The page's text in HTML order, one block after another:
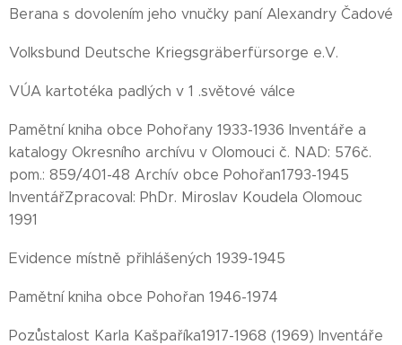
Berana s dovolením jeho vnučky paní Alexandry Čadové
Volksbund Deutsche Kriegsgräberfürsorge e.V.
VÚA kartotéka padlých v 1 .světové válce
Pamětní kniha obce Pohořany 1933-1936 Inventáře a
katalogy Okresního archívu v Olomouci č. NAD: 576č.
pom.: 859/401-48 Archív obce Pohořan1793-1945
InventářZpracoval: PhDr. Miroslav Koudela Olomouc
1991
Evidence místně přihlášených 1939-1945
Pamětní kniha obce Pohořan 1946-1974
Pozůstalost Karla Kašpaříka1917-1968 (1969) Inventáře